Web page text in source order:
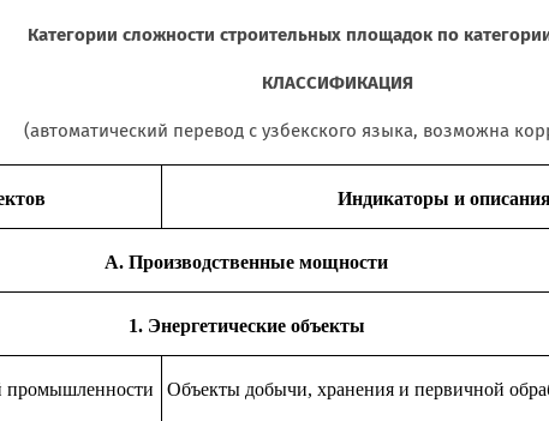
Категории сложности строительных площадок по
КЛАССИФИКАЦИЯ
(автоматический перевод с узбекского языка, возможна
Индикаторы и
А. Производственные мощности
1. Энергетические объекты
промышленности Объекты добычи, хранения и первичной